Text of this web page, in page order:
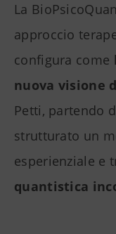
La
approccio
configura come
nuova visione
Petti, partendo
strutturato un
esperienziale e
quantistica